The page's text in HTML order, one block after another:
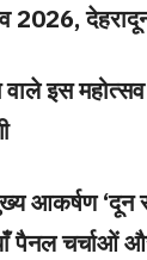
2026,
इस
आकर्षण ‘दून
पैनल चर्चाओं